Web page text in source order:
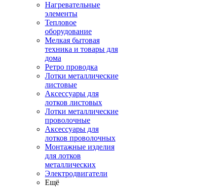
Нагревательные
элементы
Тепловое
оборудование
Мелкая бытовая
техника и товары для
дома
Ретро проводка
Лотки металлические
листовые
Аксессуары для
лотков листовых
Лотки металлические
проволочные
Аксессуары для
лотков проволочных
Монтажные изделия
для лотков
металлических
Электродвигатели
Ещё